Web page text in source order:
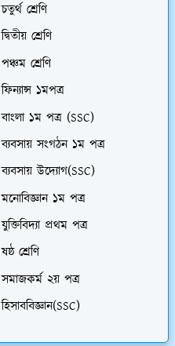
চতুর্থ শ্রেণি
দ্বিতীয় শ্রেণি
পঞ্চম শ্রেণি
ফিন্যান্স ১মপত্র
বাংলা ১ম পত্র (SSC)
ব্যবসায় সংগঠন ১ম পত্র
ব্যবসায় উদ্যোগ(SSC)
মনোবিজ্ঞান ১ম পত্র
যুক্তিবিদ্যা প্রথম পত্র
ষষ্ঠ শ্রেণি
সমাজকর্ম ২য় পত্র
হিসাববিজ্ঞান(SSC)